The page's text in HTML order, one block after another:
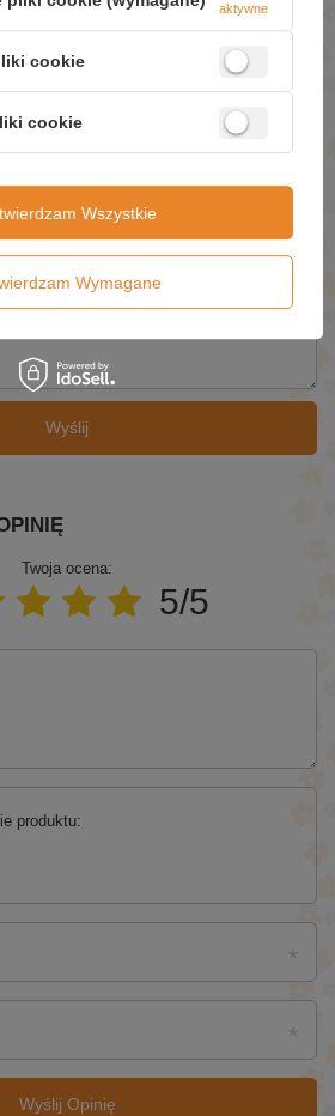
Ciebie niewystarczający, prześlij nam
produktu. Postaramy się odpowiedzieć tak
Dane są przetwarzane zgodnie z
je, akceptujesz jej postanowienia.
Wyślij
Twoja ocena:
5/5
produktu:
Wyślij Opinię
aktywne
cookie
cookie
Wymagane
Wszystkie